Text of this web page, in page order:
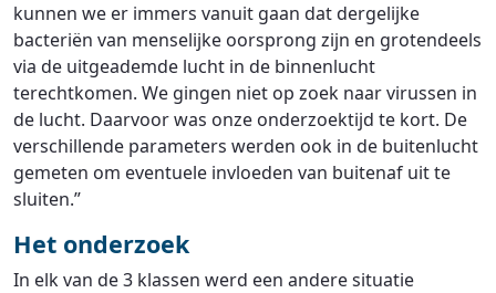
kunnen we er immers vanuit gaan dat dergelijke
bacteriën van menselijke oorsprong zijn en grotendeels
via de uitgeademde lucht in de binnenlucht
terechtkomen. We gingen niet op zoek naar virussen in
de lucht. Daarvoor was onze onderzoektijd te kort. De
verschillende parameters werden ook in de buitenlucht
gemeten om eventuele invloeden van buitenaf uit te
sluiten.”
Het onderzoek
In elk van de 3 klassen werd een andere situatie